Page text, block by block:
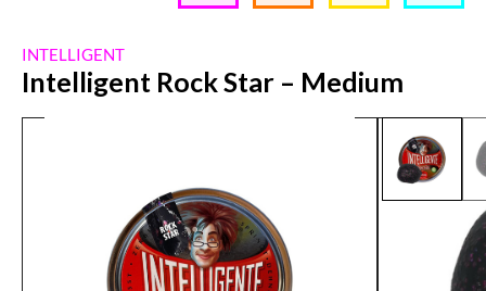
INTELLIGENT
Intelligent Rock Star – Medium